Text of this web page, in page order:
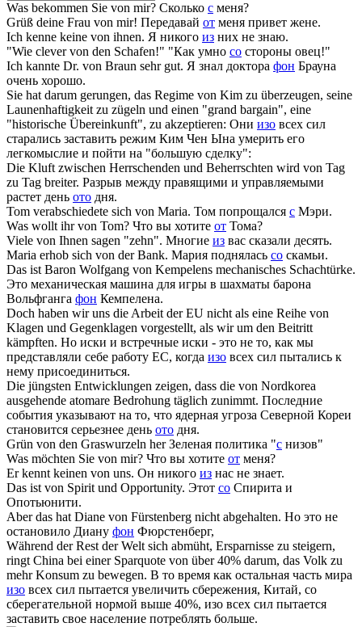
Was bekommen Sie von mir? Сколько с меня?
Grüß deine Frau von mir! Передавай от меня привет жене.
Ich kenne keine von ihnen. Я никого из них не знаю.
"Wie clevervon den Schafen!" "Как умно со стороны овец!"
Ich kannte Dr. von Braun sehr gut. Я знал доктора фон Брауна
очень хорошо.
Sie hat darum gerungen, das Regime von Kim zu überzeugen, seine
Launenhaftigkeit zu zügeln und einen "grand bargain", eine
"historische Übereinkunft", zu akzeptieren: Они изо всех сил
старались заставить режим Ким Чен Ына умерить его
легкомыслие и пойти на "большую сделку":
Die Kluft zwischen Herrschenden und Beherrschten wird von Tag
zu Tag breiter. Разрыв между правящими и управляемыми
растет день ото дня.
Tom verabschiedete sich von Maria. Том попрощался с Мэри.
Was wollt ihrvon Tom? Что вы хотите от Тома?
Viele von Ihnen sagen "zehn". Многие из вас сказали десять.
Maria erhob sich von der Bank. Мария поднялась со скамьи.
Das ist Baron Wolfgang von Kempelens mechanisches Schachtürke.
Это механическая машина для игры в шахматы барона
Вольфганга фон Кемпелена.
Doch haben wir uns die Arbeit der EU nicht als eine Reihe von
Klagen und Gegenklagen vorgestellt, als wir um den Beitritt
kämpften. Но иски и встречные иски - это не то, как мы
представляли себе работу ЕС, когда изо всех сил пытались к
нему присоединиться.
Die jüngsten Entwicklungen zeigen, dass die von Nordkorea
ausgehende atomare Bedrohung täglich zunimmt. Последние
события указывают на то, что ядерная угроза Северной Кореи
становится серьезнее день ото дня.
Grün von den Graswurzeln her Зеленая политика "с низов"
Was möchten Sie von mir? Что вы хотите от меня?
Er kennt keinen von uns. Он никого из нас не знает.
Das istvon Spirit und Opportunity. Этот со Спирита и
Опотьюнити.
Aber das hat Diane von Fürstenberg nicht abgehalten. Но это не
остановило Диану фон Фюрстенберг,
Während der Rest der Welt sich abmüht, Ersparnisse zu steigern,
ringt China bei einer Sparquote von über 40% darum, das Volk zu
mehr Konsum zu bewegen. В то время как остальная часть мира
изо всех сил пытается увеличить сбережения, Китай, со
сберегательной нормой выше 40%, изо всех сил пытается
заставить свое население потреблять больше.